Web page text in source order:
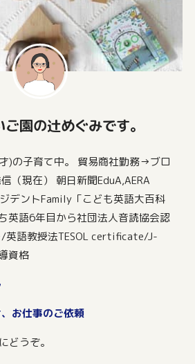
園の辻めぐみです。
)の子育て中。 貿易商社勤務→ブロ
（現在） 朝日新聞EduA,AERA
デントFamily「こども英語大百科
英語6年目から社団法人音読協会認
/英語教授法TESOL certificate/J-
資格
お仕事のご依頼
どうぞ。